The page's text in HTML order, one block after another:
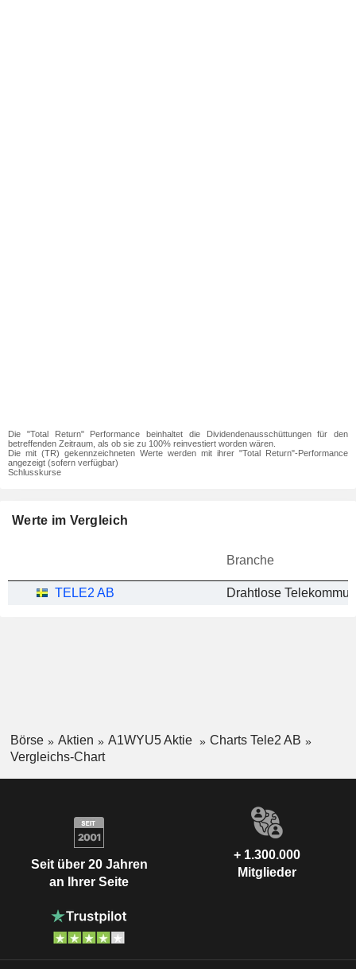
Die "Total Return" Performance beinhaltet die Dividendenausschüttungen für den
betreffenden Zeitraum, als ob sie zu 100% reinvestiert worden wären.
Die mit (TR) gekennzeichneten Werte werden mit ihrer "Total Return"-Performance
angezeigt (sofern verfügbar)
Schlusskurse
Werte im Vergleich
Branche
TELE2 AB Drahtlose
Börse Aktien A1WYU5 Aktie
Charts Tele2 AB
Vergleichs-Chart
Seit über 20 Jahren
an Ihrer Seite
+ 1.300.000
Mitglieder